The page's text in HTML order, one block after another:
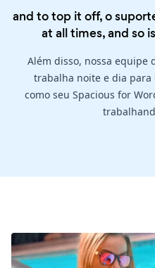
and to top it off, o
at all times, and so
Além disso, nossa equipe
trabalha noite e dia
como seu Spacious for